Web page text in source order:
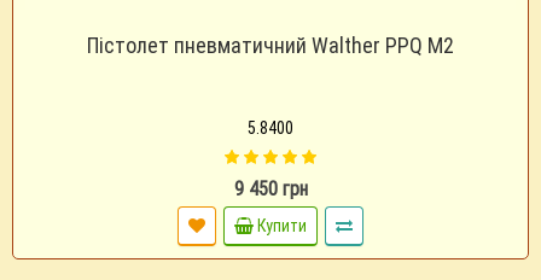
Пістолет пневматичний Walther PPQ M2
5.8400
9 450 грн
Купити